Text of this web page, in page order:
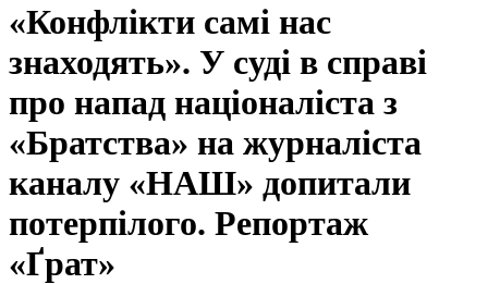
«Конфлікти самі нас
знаходять». У суді в справі
про напад націоналіста з
«Братства» на журналіста
каналу «НАШ» допитали
потерпілого. Репортаж
«Ґрат»